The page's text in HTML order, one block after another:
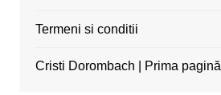
Termeni si conditii
Cristi Dorombach | Prima pagină